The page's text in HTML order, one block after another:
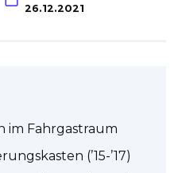
26.12.2021
im Fahrgastraum
(’15-’17)